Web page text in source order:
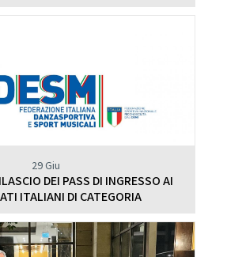
29 Giu
DEI PASS DI INGRESSO AI
ITALIANI DI CATEGORIA